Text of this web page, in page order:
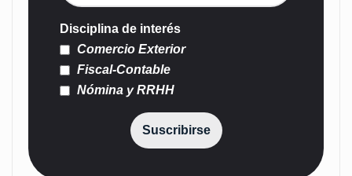
Disciplina de interés
Comercio Exterior
Fiscal-Contable
Nómina y RRHH
Suscribirse